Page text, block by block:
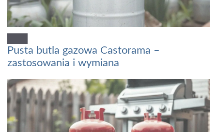
Pusta butla gazowa Castorama –
zastosowania i wymiana